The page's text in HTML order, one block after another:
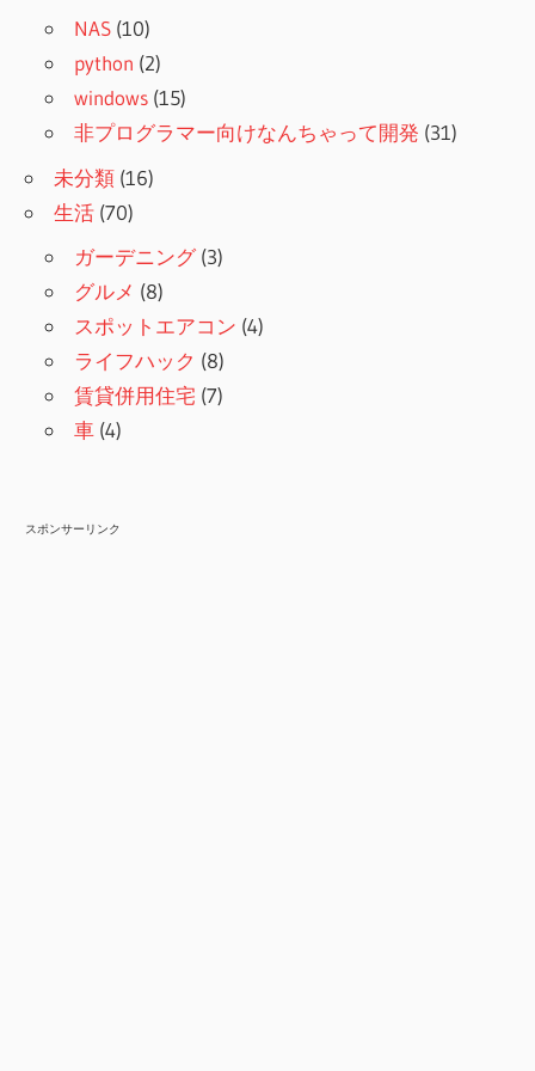
NAS (10)
python (2)
windows (15)
非プログラマー向けなんちゃって開発 (31)
未分類 (16)
生活 (70)
ガーデニング(3)
グルメ (8)
スポットエアコン (4)
ライフハック (8)
賃貸併用住宅 (7)
車 (4)
スポンサーリンク